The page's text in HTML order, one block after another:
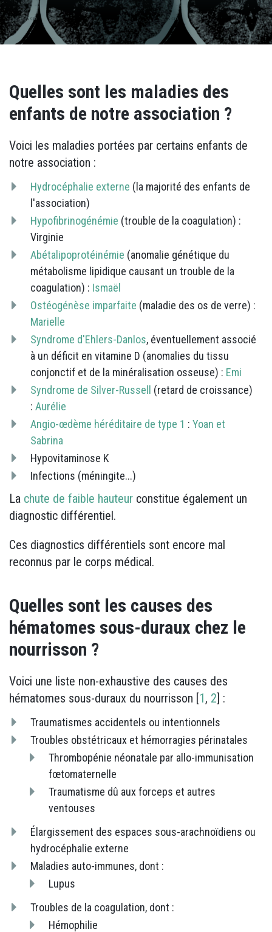
Quelles sont les maladies des
enfants de notre association ?
Voici les maladies portées par certains enfants de
notre association :
Hydrocéphalie externe (la majorité des enfants de
l'association)
Hypofibrinogénémie (trouble de la coagulation) :
Virginie
Abétalipoprotéinémie (anomalie génétique du
métabolisme lipidique causant un trouble de la
coagulation) : Ismaël
Ostéogénèse imparfaite (maladie des os de verre) :
Marielle
Syndrome d'Ehlers-Danlos, éventuellement associé
à un déficit en vitamine D (anomalies du tissu
conjonctif et de la minéralisation osseuse) : Emi
Syndrome de Silver-Russell
(retard de croissance)
: Aurélie
Angio-œdème héréditaire de type 1 : Yoan et
Sabrina
Hypovitaminose K
Infections (méningite...)
La chute de faible hauteur constitue également un
diagnostic différentiel.
Ces diagnostics différentiels sont encore mal
reconnus par le corps médical.
Quelles sont les causes des
hématomes sous-duraux chez le
nourrisson ?
Voici une liste non-exhaustive des causes des
hématomes sous-duraux du nourrisson [1, 2] :
Traumatismes accidentels ou intentionnels
Troubles obstétricaux et hémorragies périnatales
Thrombopénie néonatale par allo-immunisation
fœtomaternelle
Traumatisme dû aux forceps et autres
ventouses
Élargissement des espaces sous-arachnoïdiens ou
hydrocéphalie externe
Maladies auto-immunes, dont :
Lupus
Troubles de la coagulation, dont :
Hémophilie